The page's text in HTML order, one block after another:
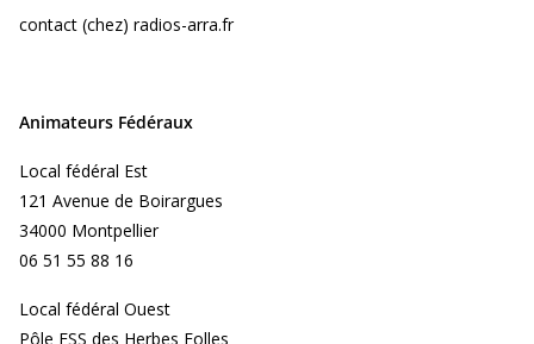
contact (chez) radios-arra.fr
Animateurs Fédéraux
Local fédéral Est
121 Avenue de Boirargues
34000 Montpellier
06 51 55 88 16
Local fédéral Ouest
Pôle ESS des Herbes Folles